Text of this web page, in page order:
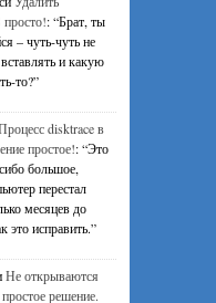
: “Брат, ты
– чуть-чуть не
и какую
то?”
disktrace в
простое!: “Это
большое,
перестал
месяцев до
это исправить.”
Не открываются
решение.